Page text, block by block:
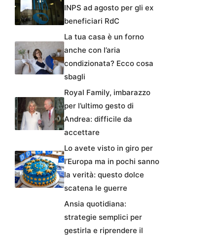
INPS ad agosto per gli ex
beneficiari RdC
La tua casa è un forno
anche con l’aria
condizionata? Ecco cosa
sbagli
Royal Family, imbarazzo
per l’ultimo gesto di
Andrea: difficile da
accettare
Lo avete visto in giro per
l’Europa ma in pochi sanno
la verità: questo dolce
scatena le guerre
Ansia quotidiana:
strategie semplici per
gestirla e riprendere il